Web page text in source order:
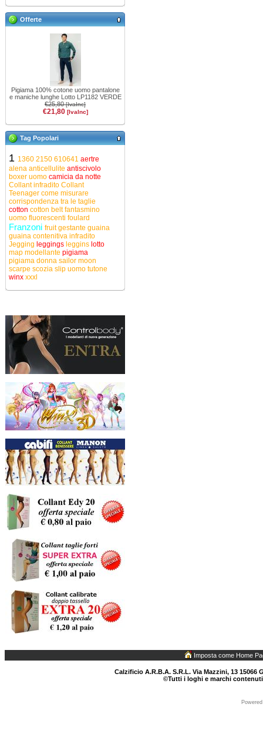
Offerte
Pigiama 100% cotone uomo pantalone
e maniche lunghe Lotto LP1182 VERDE
€25,80[IvaInc]
€21,80 [IvaInc]
Tag Popolari
1 1360 2150 610641 aertre
alena anticellulite antiscivolo
boxer uomo camicia da notte
Collant infradito Collant
Teenager come misurare
corrispondenza tra le taglie
cotton cotton beltfantasmino
uomo fluorescenti foulard
Franzoni fruitgestante guaina
guaina contenitiva infradito
Jegging leggings leggins lotto
map modellante pigiama
pigiama donna sailor moon
scarpe scozia slip uomo tutone
winx xxxl
Imposta come Home
Calzificio A.R.B.A. S.R.L. Via Mazzini, 13 15066
©Tutti i loghi e marchi